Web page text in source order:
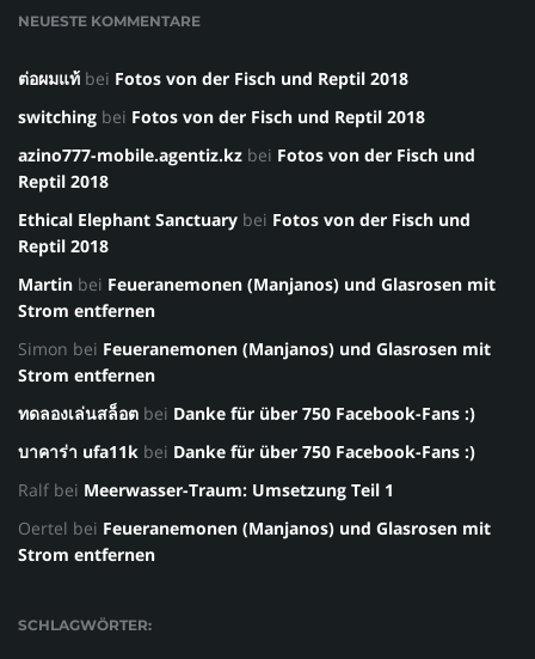
NEUESTE KOMMENTARE
ต่อผมแท้ bei Fotos von der Fisch und Reptil 2018
switching bei Fotos von der Fisch und Reptil 2018
azino777-mobile.agentiz.kz bei Fotos von der Fisch und
Reptil 2018
Ethical Elephant Sanctuary bei Fotos von der Fisch und
Reptil 2018
Martin bei Feueranemonen (Manjanos) und Glasrosen mit
Strom entfernen
Simon bei Feueranemonen (Manjanos) und Glasrosen mit
Strom entfernen
ทดลองเล่นสล็อต bei Danke für über 750 Facebook-Fans :)
บาคาร่า ufa11k bei Danke für über 750 Facebook-Fans :)
Ralf bei Meerwasser-Traum: Umsetzung Teil 1
Oertel bei Feueranemonen (Manjanos) und Glasrosen mit
Strom entfernen
SCHLAGWÖRTER: